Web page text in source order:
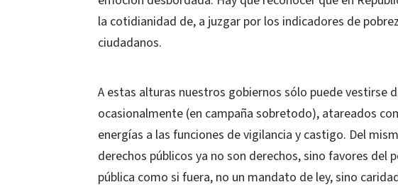
la cotidianidad de, a juzgar por los indicadores de
ciudadanos.
A estas alturas nuestros gobiernos sólo puede vestirse
ocasionalmente (en campaña sobretodo), atareados
energías a las funciones de vigilancia y castigo. Del
derechos públicos ya no son derechos, sino favores del
pública como si fuera, no un mandato de ley, sino